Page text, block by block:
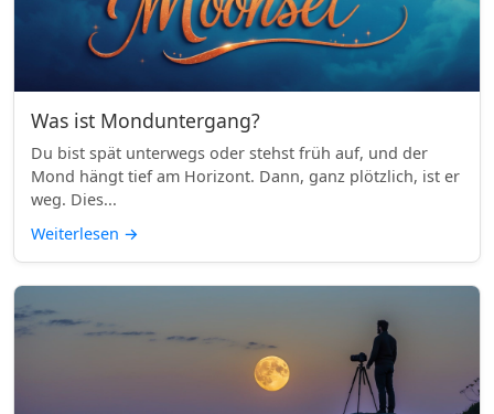
Was ist Monduntergang?
Du bist spät unterwegs oder stehst früh auf, und der
Mond hängt tief am Horizont. Dann, ganz plötzlich, ist er
weg. Dies...
Weiterlesen →